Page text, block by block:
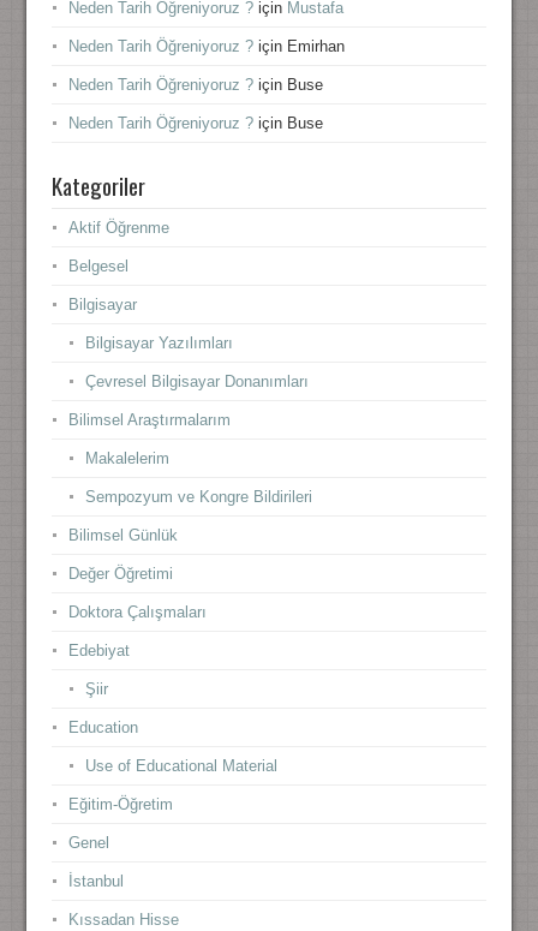
Neden Tarih Öğreniyoruz ?için Mustafa
Neden Tarih Öğreniyoruz ?için Emirhan
Neden Tarih Öğreniyoruz ?için Buse
Neden Tarih Öğreniyoruz ?için Buse
Kategoriler
Aktif Öğrenme
Belgesel
Bilgisayar
Bilgisayar Yazılımları
Çevresel Bilgisayar Donanımları
Bilimsel Araştırmalarım
Makalelerim
Sempozyum ve Kongre Bildirileri
Bilimsel Günlük
Değer Öğretimi
Doktora Çalışmaları
Edebiyat
Şiir
Education
Use of Educational Material
Eğitim-Öğretim
Genel
İstanbul
Kıssadan Hisse